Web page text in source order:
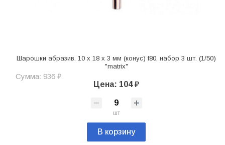
Шарошки абразив. 10 x 18 x 3 мм (конус) f80, набор 3 шт. (1/50)
"matrix"
Сумма: 936 ₽
Цена: 104 ₽
шт
В корзину